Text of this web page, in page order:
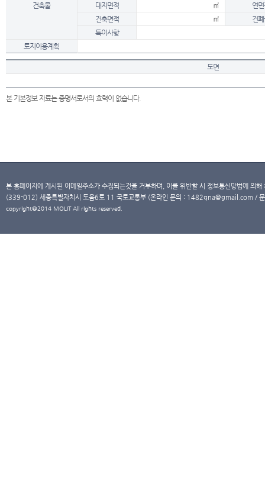
건축물
대지면적
㎡
연
건축면적
㎡
건
특이사항
토지이용계획
도면
본 기본정보 자료는 증명서로서의 효력이 없습니다.
본 홈페이지에 게시된 이메일주소가 수집되는것을 거부하며, 이를 위반할 시 정보통신망법에 의
(339-012) 세종특별자치시 도움6로 11 국토교통부 (온라인 문의 : 1482qna@gmail.com /
copyright@2014 MOLIT All rights reserved.